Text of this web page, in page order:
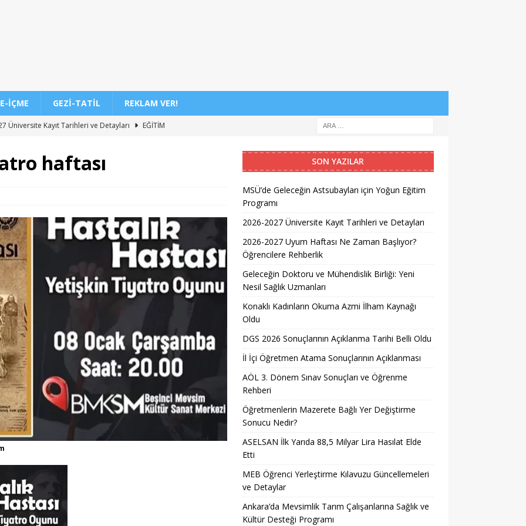
İÇME GEZI-TATIL REKLAM VER!
Üniversite Kayıt Tarihleri ve Detayları
EĞITIM
Okuma Azmi İlham Kaynağı Oldu
EĞITIM
Sonuçlarının Açıklanma Tarihi Belli Oldu
Atama Sonuçlarının Açıklanması
EĞITIM
Sınav Sonuçları ve Öğrenme Rehberi
EĞITIM
Mazerete Bağlı Yer Değiştirme Sonucu Nedir?
EĞITIM
İlk Yarıda 88,5 Milyar Lira Hasılat Elde Etti
Yerleştirme Kılavuzu Güncellemeleri ve Detaylar
EĞITIM
Mevsimlik Tarım Çalışanlarına Sağlık ve Kültür Desteği Programı
Sonuçlarının Açıklanma Tarihi Ne Zaman?
EĞITIM
İstasyonu Yakında Geçici Yaya Düzenlemesi Olarak
2 Sınavı Ne Zaman ve Saat Kaçta Gerçekleştirilecek?
Astsubayları için Yoğun Eğitim Programı
haftası SON YAZILAR
MSÜ’de Geleceğin Astsubayları için Yoğun Eğitim
Programı
2026-2027 Üniversite Kayıt Tarihleri ve Detayları
2026-2027 Uyum Haftası Ne Zaman Başlıyor?
Öğrencilere Rehberlik
Geleceğin Doktoru ve Mühendislik Birliği: Yeni
Nesil Sağlık Uzmanları
Konaklı Kadınların Okuma Azmi İlham Kaynağı
Oldu
DGS 2026 Sonuçlarının Açıklanma Tarihi Belli Oldu
İl İçi Öğretmen Atama Sonuçlarının Açıklanması
AÖL 3. Dönem Sınav Sonuçları ve Öğrenme
Rehberi
Öğretmenlerin Mazerete Bağlı Yer Değiştirme
Sonucu Nedir?
ASELSAN İlk Yarıda 88,5 Milyar Lira Hasılat Elde
Etti
MEB Öğrenci Yerleştirme Kılavuzu Güncellemeleri
ve Detaylar
Ankara’da Mevsimlik Tarım Çalışanlarına Sağlık ve
Kültür Desteği Programı